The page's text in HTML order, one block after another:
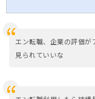
エン転職、企業の評価が
見られていいな